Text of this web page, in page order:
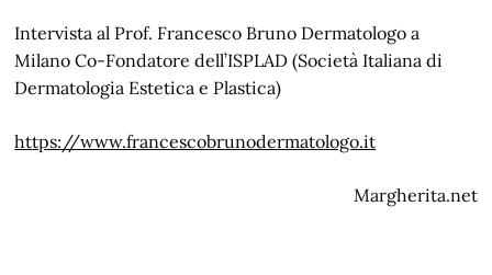
Intervista al Prof. Francesco Bruno Dermatologo a
Milano Co-Fondatore dell’ISPLAD (Società Italiana di
Dermatologia Estetica e Plastica)
https://www.francescobrunodermatologo.it
Margherita.net